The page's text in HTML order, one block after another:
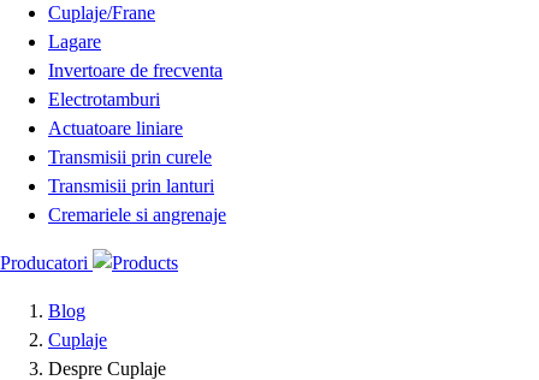
Cuplaje/Frane
Lagare
Invertoare de frecventa
Electrotamburi
Actuatoare liniare
Transmisii prin curele
Transmisii prin lanturi
Cremariele si angrenaje
Producatori
Blog
Cuplaje
Despre Cuplaje